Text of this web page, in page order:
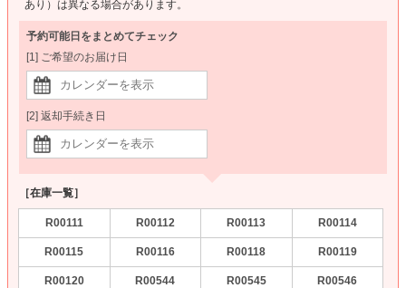
あり）は異なる場合があります。
予約可能日をまとめてチェック
[1] ご希望のお届け日
[2] 返却手続き日
［在庫一覧］
R00111 R00112 R00113 R00114
R00115 R00116 R00118 R00119
R00120 R00544 R00545 R00546